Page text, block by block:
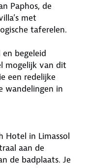
Paphos, de
met
taferelen.
begeleid
mogelijk van dit
een redelijke
wandelingen in
Hotel in Limassol
aan de
de badplaats. Je